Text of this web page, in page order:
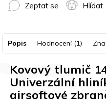
Zeptat se Hlídat
Popis Hodnocení (1)
Kovový tlumič
Univerzální
airsoftové